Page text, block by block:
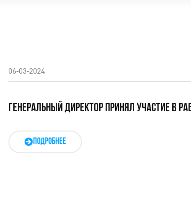
06-03-2024
ГЕНЕРАЛЬНЫЙ ДИРЕКТОР ПРИНЯЛ УЧАСТИЕ В
ПОДРОБНЕЕ